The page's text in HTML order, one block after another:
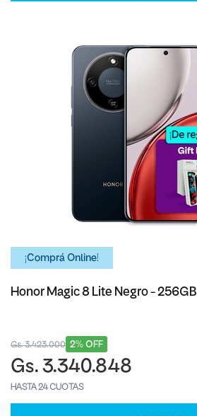
¡Comprá Online!
Honor Magic 8 Lite Negro - 256GB
2% OFF
Gs. 3.423.000
Gs. 3.340.848
HASTA 24 CUOTAS